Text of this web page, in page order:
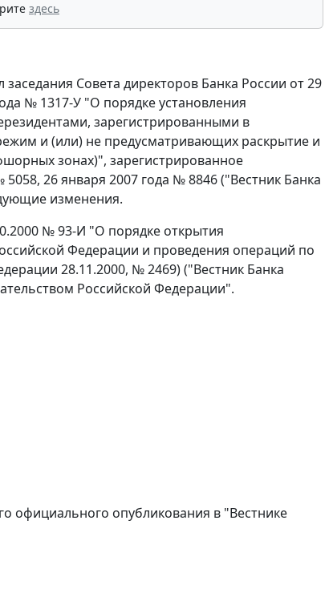
здесь
Совета директоров Банка России от 29
№ 1317-У "О порядке установления
зарегистрированными в
и (или) не предусматривающих раскрытие и
зонах)", зарегистрированное
26 января 2007 года № 8846 ("Вестник Банка
изменения.
№ 93-И "О порядке открытия
Федерации и проведения операций по
28.11.2000, № 2469) ("Вестник Банка
Российской Федерации".
официального опубликования в "Вестнике